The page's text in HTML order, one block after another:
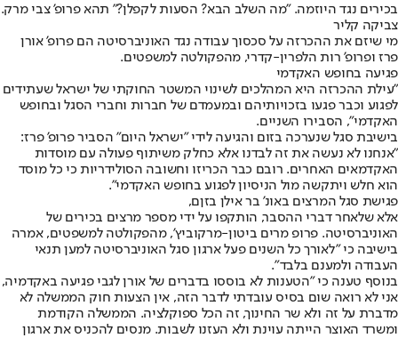
בכירים נגד היוזמה. "מה השלב הבא? הסעות לקפלן?" תהא פרופ' צבי מרק.
צביקה קליר
מי שיזם את ההכרזה על סכסוך עבודה נגד האוניברסיטה הם פרופ' אורן
פרז ופרופ' רות הלפרין-קדרי, מהפקולטה למשפטים.
פגיעה בחופש האקדמי
"עילת ההכרזה היא המהלכים לשינוי המשטר החוקתי של ישראל שעתידים
לפגוע וכבר פגעו בזכויותיהם ובמעמדם של חברות וחברי הסגל ובחופש
האקדמי", הסבירו השניים.
בישיבת סגל שנערכה בזום והגיעה לידי "ישראל היום" הסביר פרופ' פרז:
"אנחנו לא נעשה את זה לבדנו אלא כחלק משיתוף פעולה עם מוסדות
האקדמאים האחרים. רובם כבר הכריזו וחשובה הסולידריות כי כל מוסד
הוא חלש ויתקשה מול הניסיון לפגוע בחופש האקדמי".
פגישת סגל המרצים באונ' בר אילן בזןם,
אלא שלאחר דברי ההסבר, הותקפו על ידי מספר מרצים בכירים של
האוניברסיטה. פרופ מרים ביטון-מרקוביץ', מהפקולטה למשפטים, אמרה
בישיבה כי "לאורך כל השנים פעל ארגון סגל האוניברסיטה למען תנאי
העבודה ולמענם בלבד".
בנוסף טענה כי "הטענות לא בוססו בדברים של אורן לגבי פגיעה באקדמיה,
אני לא רואה שום בסיס עובדתי לדבר הזה, אין הצעות חוק הממשלה לא
מדברת על זה ולא שר החינוך, זה הכל ספוקלציה. הממשלה הקודמת
ומשרד האוצר הייתה עוינת ולא העזנו לשבות. מנסים להכניס את ארגון